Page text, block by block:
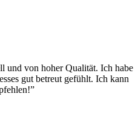
und von hoher Qualität. Ich habe
gut betreut gefühlt. Ich kann